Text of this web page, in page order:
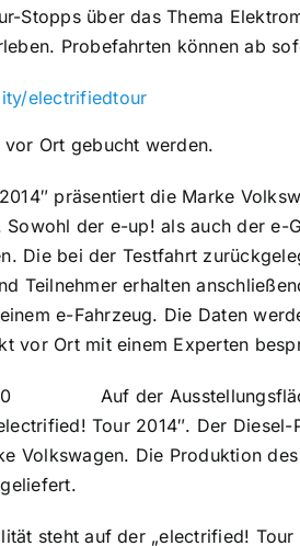
Stopps über das Thema
Probefahrten können ab
electrifiedtour
Ort gebucht werden.
präsentiert die Marke
der e-up! als auch der
Die bei der Testfahrt
Teilnehmer erhalten
e-Fahrzeug. Die Daten
vor Ort mit einem Experten
Auf der
Tour 2014″. Der
Volkswagen. Die Produktion
steht auf der „electrified!